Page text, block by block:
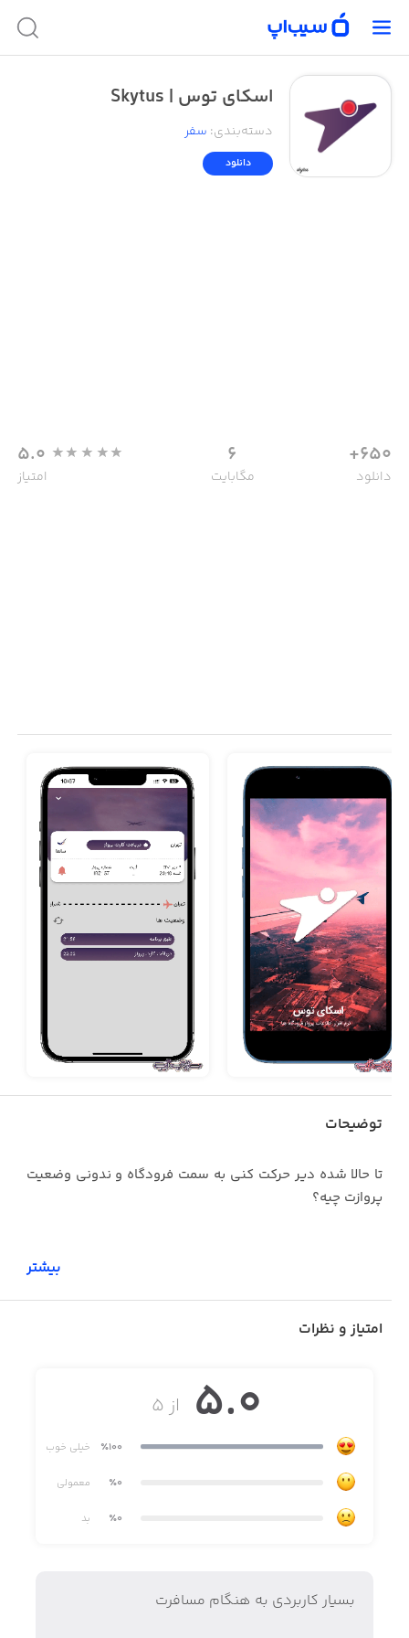
اسکای توس | Skytus
دسته‌بندی: سفر
دانلود
650+
دانلود
6
مگابایت
5.0
امتیاز
توضیحات
تا حالا شده دیر حرکت کنی به سمت فرودگاه و ندونی وضعیت
پروازت چیه؟
تا حالا شده تو فرودگاه دنبال تابلو وضعیت پرواز باشی؟
تا حالا شده کلی پای تابلو وضعیت پرواز وایسی تا پرواز خودتو
پیدا کنی؟
بیشتر
امتیاز و نظرات
از ۵ 5.0
٪100 خیلی خوب
٪0 معمولی
٪0 بد
بسیار کاربردی به هنگام مسافرت